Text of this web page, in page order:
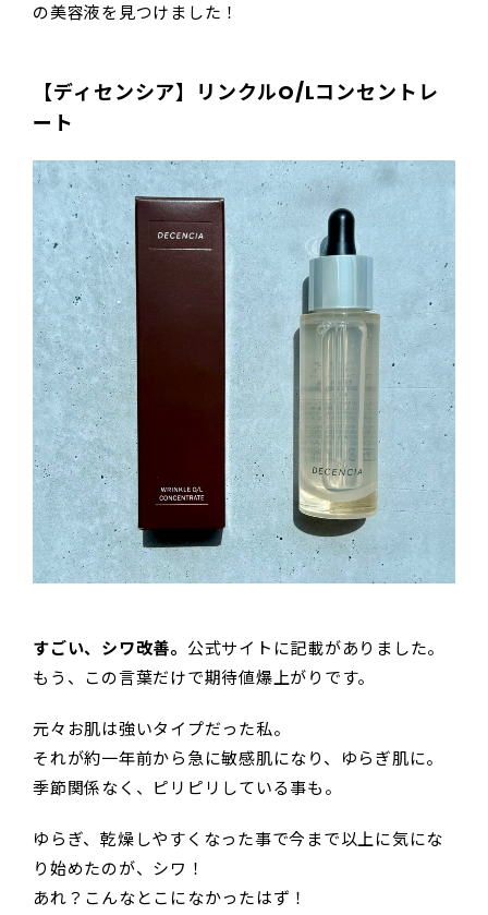
の美容液を見つけました！
【ディセンシア】リンクルO/Lコンセントレ
ート
すごい、シワ改善。 公式サイトに記載がありました。
もう、この言葉だけで期待値爆上がりです。
元々お肌は強いタイプだった私。
それが約一年前から急に敏感肌になり、ゆらぎ肌に。
季節関係なく、ピリピリしている事も。
ゆらぎ、乾燥しやすくなった事で今まで以上に気にな
り始めたのが、シワ！
あれ？こんなとこになかったはず！